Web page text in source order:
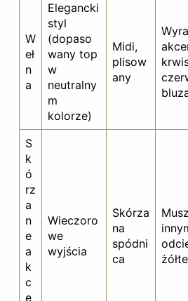
W
eł
n
a
Elegancki
styl
(dopaso
wany top
w
neutralny
m
kolorze)
Midi,
plisow
any
S
k
ó
rz
a
n
e
a
k
c
e
Wieczoro
we
wyjścia
Skórza
na
spódni
ca